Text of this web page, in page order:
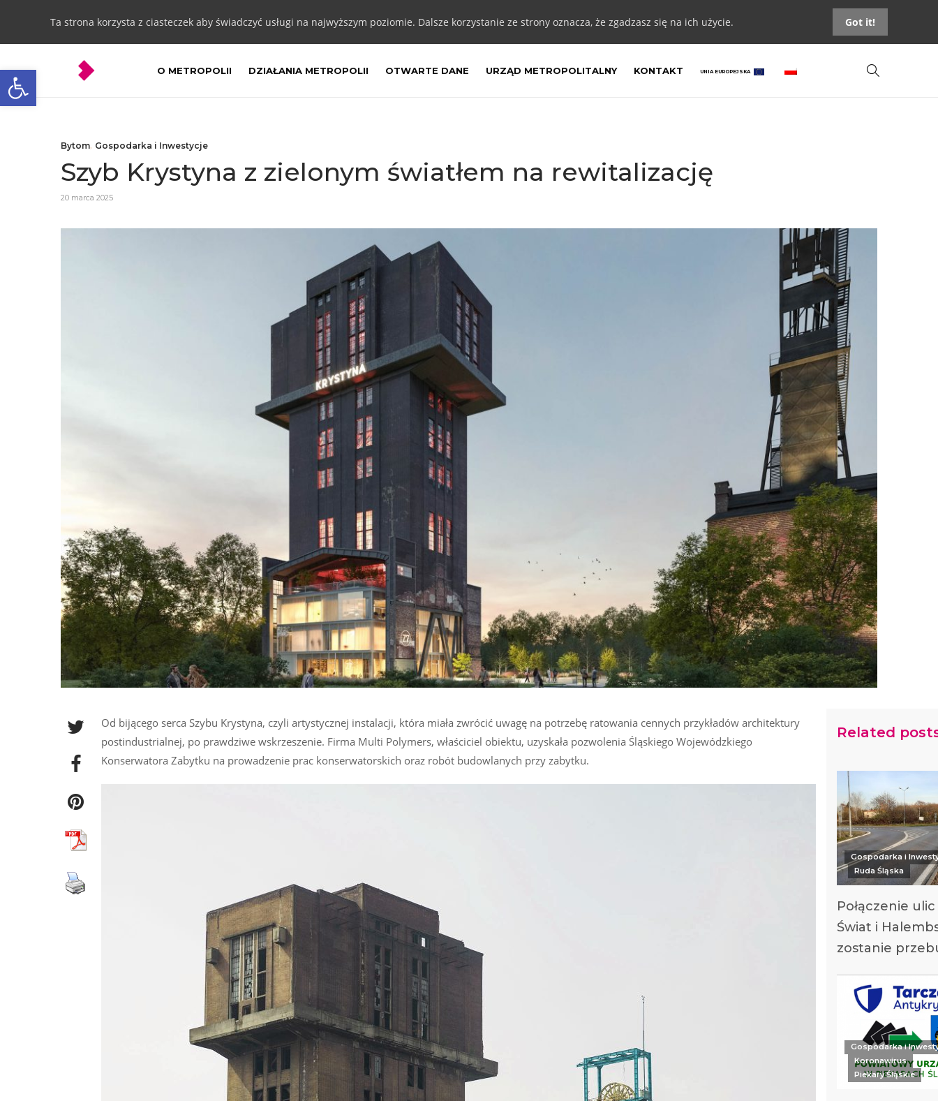
Otwórz pasek narzędzi
Ta strona korzysta z ciasteczek aby świadczyć usługi na najwyższym poziomie. Dalsze korzystanie ze strony oznacza, że zgadzasz się na ich użycie. Got it!
O METROPOLII DZIAŁANIA METROPOLII OTWARTE DANE URZĄD METROPOLITALNY KONTAKT UNIA EUROPEJSKA
Bytom, Gospodarka i Inwestycje
Szyb Krystyna z zielonym światłem na rewitalizację
20 marca 2025
Od bijącego serca Szybu Krystyna, czyli artystycznej instalacji, która miała zwrócić uwagę na potrzebę ratowania cennych przykładów architektury
postindustrialnej, po prawdziwe wskrzeszenie. Firma Multi Polymers, właściciel obiektu, uzyskała pozwolenia Śląskiego Wojewódzkiego
Konserwatora Zabytku na prowadzenie prac konserwatorskich oraz robót budowlanych przy zabytku.
Related
Gospodarka i
Ruda Śląska
Połączenie
Świat i
zostanie
Gospodarka i
Koronawirus
Piekary Śląskie